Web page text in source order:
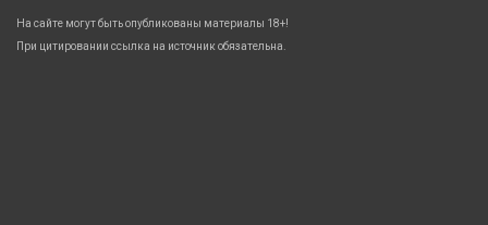
На сайте могут быть опубликованы материалы 18+!
При цитировании ссылка на источник обязательна.